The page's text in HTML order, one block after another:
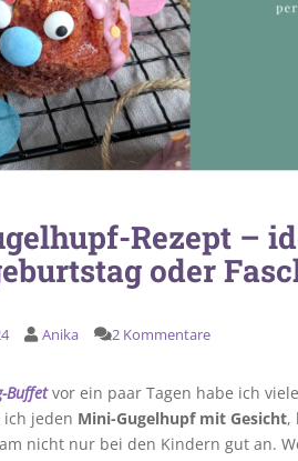
Rezept –
oder
Anika 2 Kommentare
Buffetvor ein paar Tagen habe ich
ich jeden Mini-Gugelhupf mit Gesicht,
nicht nur bei den Kindern gut an.